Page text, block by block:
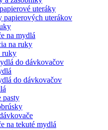
uteráky
papierových uterákov
na mydlá
na ruky
ruky
do dávkovačov
do dávkovačov
pasty
na tekuté mydlá